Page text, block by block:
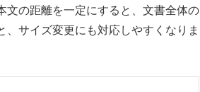
文の距離を一定にすると、文書全体の
サイズ変更にも対応しやすくなりま